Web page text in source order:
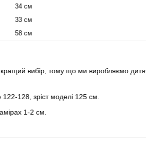
34 см
33 см
58 см
вибір, тому що ми виробляємо
128, зріст моделі 125 см.
1-2 см.